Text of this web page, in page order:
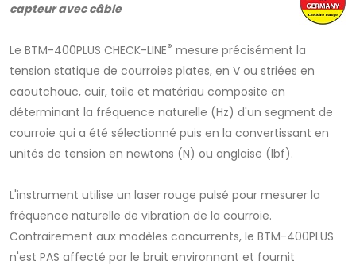
capteur avec câble
Le BTM-400PLUS CHECK-LINE® mesure précisément la
tension statique de courroies plates, en V ou striées en
caoutchouc, cuir, toile et matériau composite en
déterminant la fréquence naturelle (Hz) d'un segment de
courroie qui a été sélectionné puis en la convertissant en
unités de tension en newtons (N) ou anglaise (lbf).
L'instrument utilise un laser rouge pulsé pour mesurer la
fréquence naturelle de vibration de la courroie.
Contrairement aux modèles concurrents, le BTM-400PLUS
n'est PAS affecté par le bruit environnant et fournit